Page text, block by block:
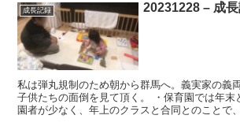
成長記録 20231228 – 成
私は弾丸規制のため朝から群馬へ。義実家の義
子供たちの面倒を見て頂く。 ・保育園では年末
園者が少なく、年上のクラスと合同とのことで